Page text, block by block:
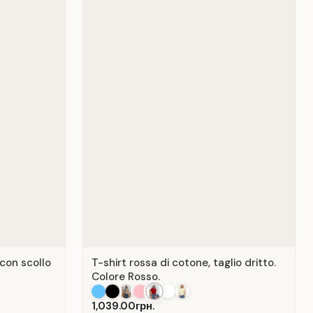
scollo
T-shirt rossa di cotone, taglio dritto.
Colore Rosso.
1,039.00грн.